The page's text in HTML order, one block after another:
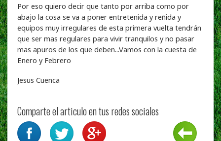
Por eso quiero decir que tanto por arriba como por
abajo la cosa se va a poner entretenida y reñida y
equipos muy irregulares de esta primera vuelta tendrán
que ser mas regulares para vivir tranquilos y no pasar
mas apuros de los que deben...Vamos con la cuesta de
Enero y Febrero
Jesus Cuenca
Comparte el articulo en tus redes sociales